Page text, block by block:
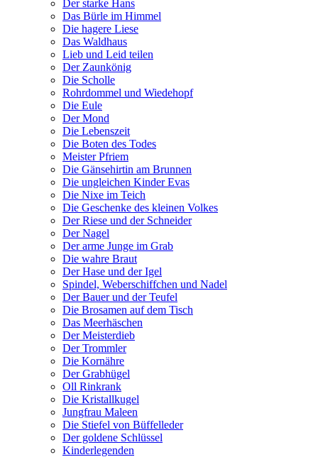
Der starke Hans
Das Bürle im Himmel
Die hagere Liese
Das Waldhaus
Lieb und Leid teilen
Der Zaunkönig
Die Scholle
Rohrdommel und Wiedehopf
Die Eule
Der Mond
Die Lebenszeit
Die Boten des Todes
Meister Pfriem
Die Gänsehirtin am Brunnen
Die ungleichen Kinder Evas
Die Nixe im Teich
Die Geschenke des kleinen Volkes
Der Riese und der Schneider
Der Nagel
Der arme Junge im Grab
Die wahre Braut
Der Hase und der Igel
Spindel, Weberschiffchen und Nadel
Der Bauer und der Teufel
Die Brosamen auf dem Tisch
Das Meerhäschen
Der Meisterdieb
Der Trommler
Die Kornähre
Der Grabhügel
Oll Rinkrank
Die Kristallkugel
Jungfrau Maleen
Die Stiefel von Büffelleder
Der goldene Schlüssel
Kinderlegenden